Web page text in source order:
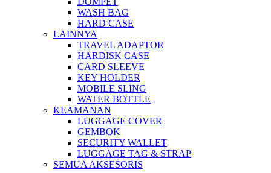
WASH BAG
HARD CASE
LAINNYA
TRAVEL ADAPTOR
HARDISK CASE
CARD SLEEVE
KEY HOLDER
MOBILE SLING
WATER BOTTLE
KEAMANAN
LUGGAGE COVER
GEMBOK
SECURITY WALLET
LUGGAGE TAG & STRAP
SEMUA AKSESORIS